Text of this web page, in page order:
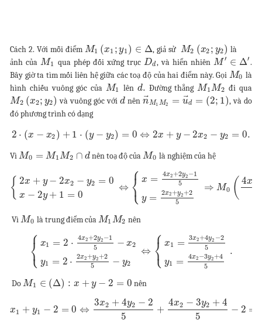
Cách 2. Với mỗi điểm M1 (x1 ; y1 ) ∈ Δ, giả sử M2 (x2 ; y2) là
ảnh củaM1 qua phép đối xứng trục Dd, và hiển nhiên M ′ ∈ Δ′.
Bây giờ ta tìm mối liên hệ giữa các toạ độ của hai điểm này. Gọi M0 là
hình chiếu vuông góc của M1 lên d. Đường thẳngM1M2 đi qua
M2 (x2; y2) và vuông góc vớid nênn⃗M1 M2 = u⃗d = (2; 1), và do
đó phương trình có dạng
2 ⋅ (x − x2 ) + 1 ⋅ (y − y2) = 0 ⇔ 2x + y − 2x2 − y2 = 0.
VìM0 = M1M2 ∩ d nên toạ độ củaM0 là nghiệm của hệ
{ 2x + y − 2x2 − y2 = 0
x − 2y + 1 = 0
⇔ ⎧
⎩
⎨ x = 4x2+2y2 −1
5
y = 2x2+y2+2
5
⇒ M0 ( 4x
VìM0 là trung điểm củaM1 M2 nên
⎧
⎩
⎨ x1 = 2 ⋅ 4x2+2y2 −1
5
− x2
y1 = 2 ⋅ 2x2+y2+2
5
− y2
⇔ ⎧
⎩
⎨ x1 = 3x2+4y2 −2
5
y1 = 4x2 −3y2+4
5
.
DoM1 ∈ (Δ) : x + y − 2 = 0 nên
x1 + y1 − 2 = 0 ⇔
3x2 + 4y2 − 2
5
+
4x2 − 3y2 + 4
5
− 2 =